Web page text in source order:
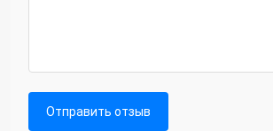
Отправить отзыв